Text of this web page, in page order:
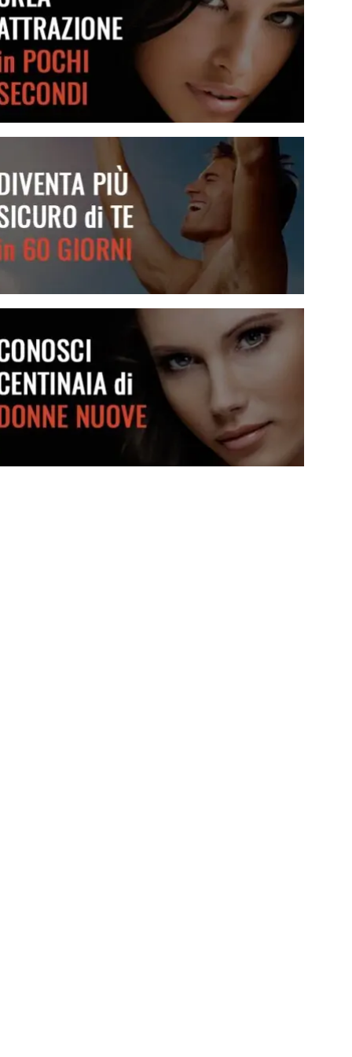
Crea attrazione in pochi secondi
Diventa più sicuro di te